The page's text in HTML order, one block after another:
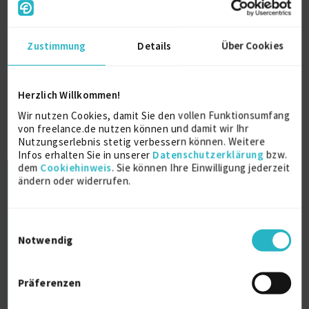
Zustimmung Details Über Cookies
Herzlich Willkommen!
Wir nutzen Cookies, damit Sie den vollen Funktionsumfang
von freelance.de nutzen können und damit wir Ihr
Nutzungserlebnis stetig verbessern können. Weitere
Infos erhalten Sie in unserer Datenschutzerklärung bzw.
dem Cookiehinweis. Sie können Ihre Einwilligung jederzeit
ändern oder widerrufen.
Notwendig
Präferenzen
RWTH Aachen University
Dr. rer. nat., Informatik (Promotion)
2026
Aachen
Aachen
TH Köln